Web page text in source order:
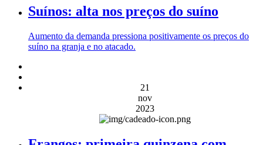
Suínos: alta nos preços do suíno
Aumento da demanda pressiona positivamente os preços do
suíno na granja e no atacado.
21
nov
2023